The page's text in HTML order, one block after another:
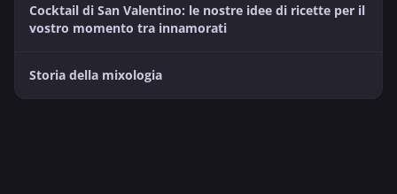
Cocktail di San Valentino: le nostre idee di ricette per il
vostro momento tra innamorati
Storia della mixologia